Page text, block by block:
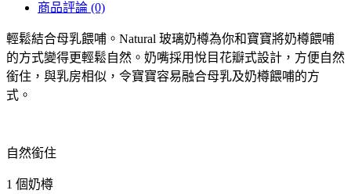
商品評論 (0)
輕鬆結合母乳餵哺。Natural 玻璃奶樽為你和寶寶將奶樽餵哺
的方式變得更輕鬆自然。奶嘴採用悅目花瓣式設計，方便自然
銜住，與乳房相似，令寶寶容易融合母乳及奶樽餵哺的方
式。
自然銜住
1 個奶樽